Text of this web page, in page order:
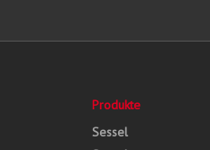
Produkte
Sessel